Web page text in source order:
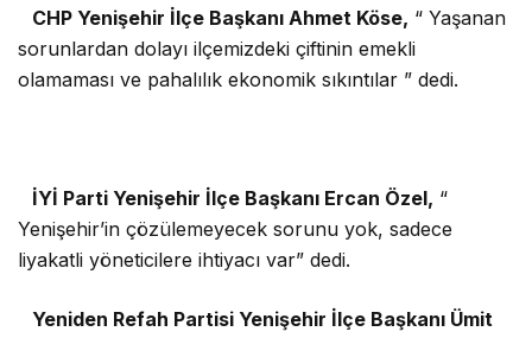
CHP Yenişehir İlçe Başkanı Ahmet Köse, “ Yaşanan
sorunlardan dolayı ilçemizdeki çiftinin emekli
olamaması ve pahalılık ekonomik sıkıntılar ” dedi.
İYİ Parti Yenişehir İlçe Başkanı Ercan Özel, “
Yenişehir’in çözülemeyecek sorunu yok, sadece
liyakatli yöneticilere ihtiyacı var” dedi.
Yeniden Refah Partisi Yenişehir İlçe Başkanı Ümit